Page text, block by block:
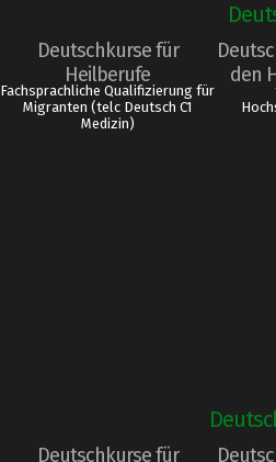
Deutschkurse für
Heilberufe
Fachsprachliche Qualifizierung für
Migranten (telc Deutsch C1
Medizin)
den
Deutschkurse für